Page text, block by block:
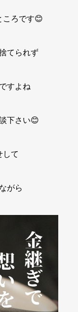
ころです😊
てられず
すよね
下さい😊
して
がら